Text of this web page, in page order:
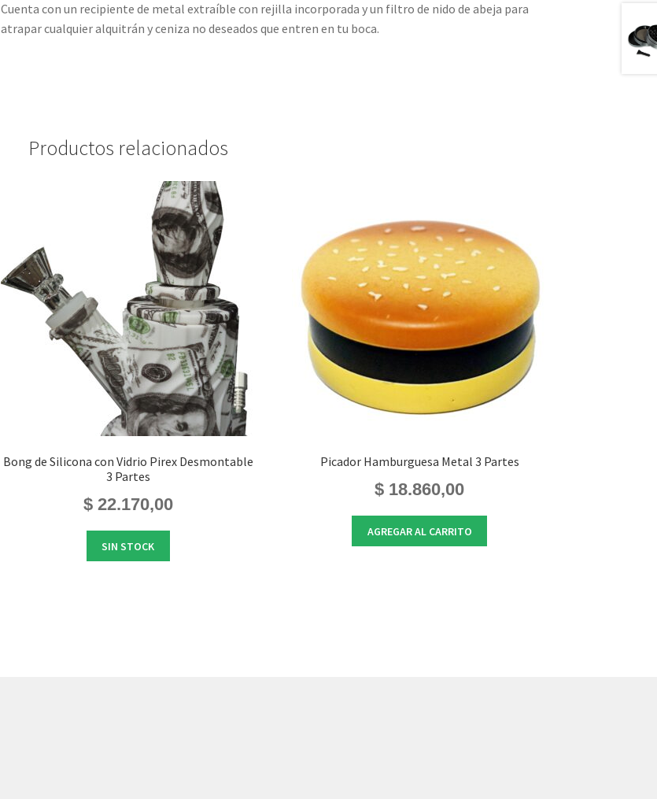
Cuenta con un recipiente de metal extraíble con rejilla incorporada y un filtro de nido de abeja para
atrapar cualquier alquitrán y ceniza no deseados que entren en tu boca.
Productos relacionados
Bong de Silicona con Vidrio Pirex Desmontable
3 Partes
$22.170,00
SIN STOCK
Picador Hamburguesa Metal 3 Partes
$ 18.860,00
AGREGAR AL CARRITO